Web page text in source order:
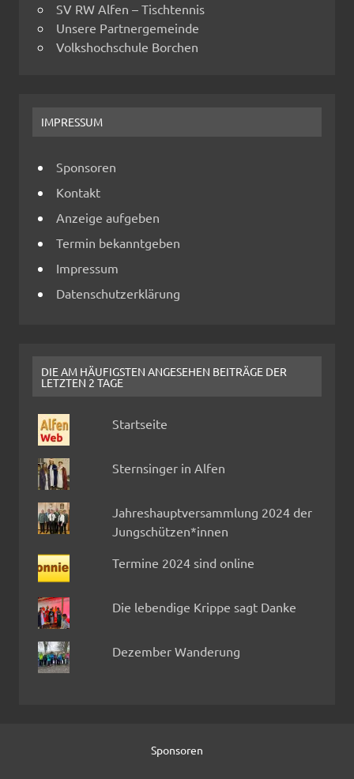
SV RW Alfen – Tischtennis
Unsere Partnergemeinde
Volkshochschule Borchen
IMPRESSUM
Sponsoren
Kontakt
Anzeige aufgeben
Termin bekanntgeben
Impressum
Datenschutzerklärung
DIE AM HÄUFIGSTEN ANGESEHEN BEITRÄGE DER
LETZTEN 2 TAGE
Startseite
Sternsinger in Alfen
Jahreshauptversammlung 2024 der
Jungschützen*innen
Termine 2024 sind online
Die lebendige Krippe sagt Danke
Dezember Wanderung
Sponsoren